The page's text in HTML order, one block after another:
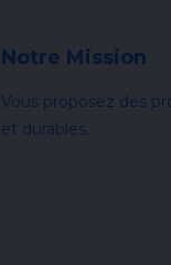
Notre Mission
Vous proposez des
et durables.